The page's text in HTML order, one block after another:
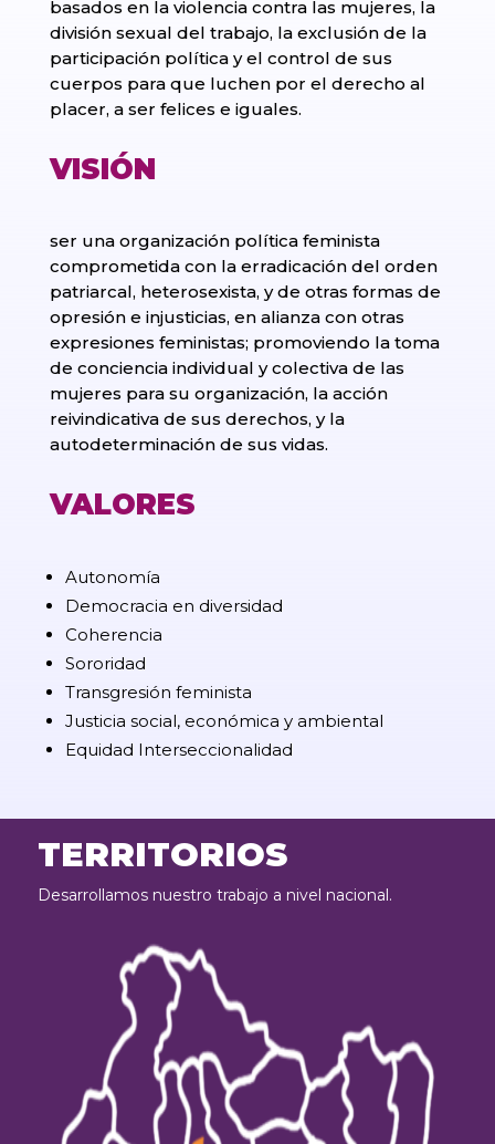
basados en la violencia contra las mujeres, la
división sexual del trabajo, la exclusión de la
participación política y el control de sus
cuerpos para que luchen por el derecho al
placer, a ser felices e iguales.
VISIÓN
ser una organización política feminista
comprometida con la erradicación del orden
patriarcal, heterosexista, y de otras formas de
opresión e injusticias, en alianza con otras
expresiones feministas; promoviendo la toma
de conciencia individual y colectiva de las
mujeres para su organización, la acción
reivindicativa de sus derechos, y la
autodeterminación de sus vidas.
VALORES
Autonomía
Democracia en diversidad
Coherencia
Sororidad
Transgresión feminista
Justicia social, económica y ambiental
Equidad Interseccionalidad
TERRITORIOS
Desarrollamos nuestro trabajo a nivel nacional.